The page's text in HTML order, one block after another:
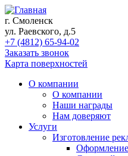
г. Смоленск
ул. Раевского, д.5
+7 (4812) 65-94-02
Заказать звонок
Карта поверхностей
О компании
О компании
Наши награды
Нам доверяют
Услуги
Изготовление